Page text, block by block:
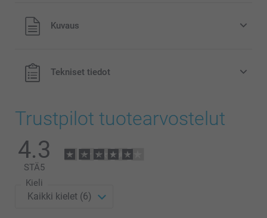
Kaikki hinnat ovat euroina, sisältävät arvonlisäveron ja
eivät sisällä postikuluja.
Kuvaus
Tekniset tiedot
Trustpilot tuotearvostelut
4.3
STÄ5
Kieli